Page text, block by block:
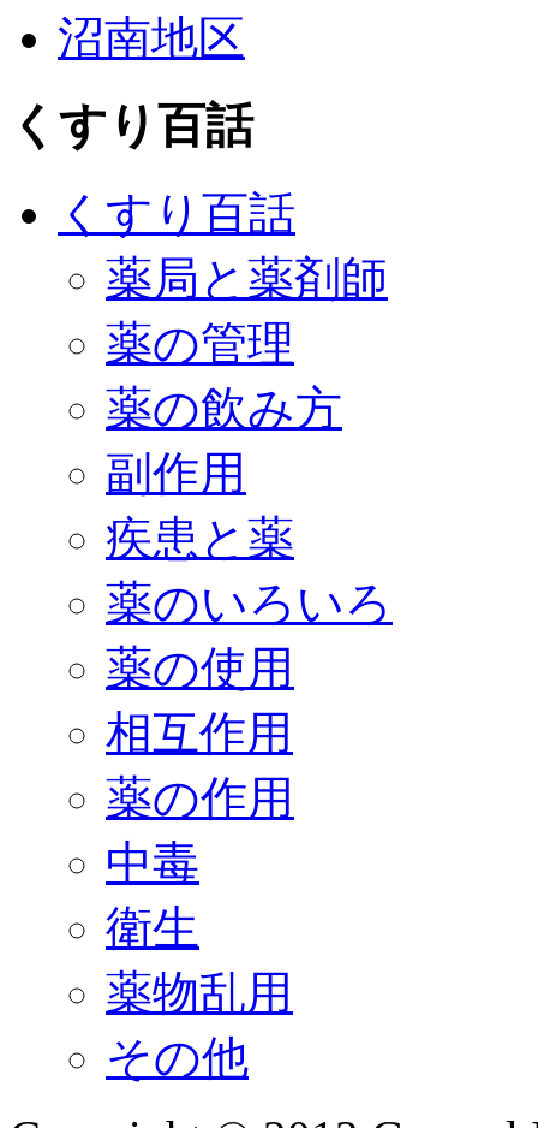
沼南地区
くすり百話
くすり百話
薬局と薬剤師
薬の管理
薬の飲み方
副作用
疾患と薬
薬のいろいろ
薬の使用
相互作用
薬の作用
中毒
衛生
薬物乱用
その他